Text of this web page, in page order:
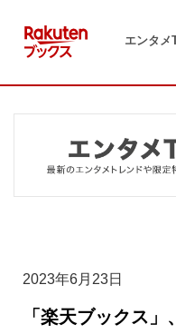
エンタメ
2023年6月23日
「楽天ブックス」